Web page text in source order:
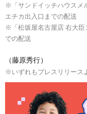
※「サンドイッチハウスメ
エチカ出入口までの配送
※「松坂屋名古屋店 右大臣
での配送
（藤原秀行）
※いずれもプレスリリース